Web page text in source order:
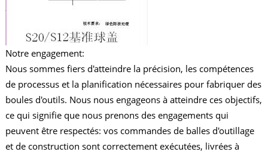
Notre engagement:
Nous sommes fiers d'atteindre la précision, les compétences
de processus et la planification nécessaires pour fabriquer des
boules d'outils. Nous nous engageons à atteindre ces objectifs,
ce qui signifie que nous prenons des engagements qui
peuvent être respectés: vos commandes de balles d'outillage
et de construction sont correctement exécutées, livrées à